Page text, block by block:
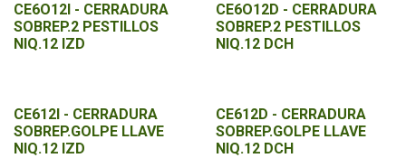
CE6O12I - CERRADURA
SOBREP.2 PESTILLOS
NIQ.12 IZD
CE6O12D - CERRADURA
SOBREP.2 PESTILLOS
NIQ.12 DCH
CE612I - CERRADURA
SOBREP.GOLPE LLAVE
NIQ.12 IZD
CE612D - CERRADURA
SOBREP.GOLPE LLAVE
NIQ.12 DCH